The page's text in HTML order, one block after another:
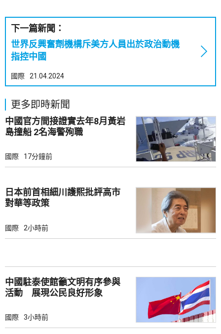
下一篇新聞：
世界反興奮劑機構斥美方人員出於政治動機
指控中國
國際 21.04.2024
更多即時新聞
中國官方間接證實去年8月黃岩
島撞船 2名海警殉職
國際 17分鐘前
日本前首相細川護熙批評高市
對華等政策
國際 2小時前
中國駐泰使館籲文明有序參與
活動 展現公民良好形象
國際 3小時前